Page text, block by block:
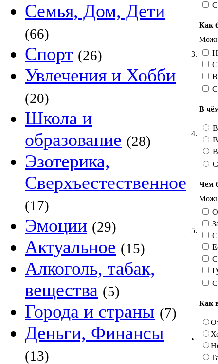
Семья, Дом, Дети
(66)
Спорт (26)
Увлечения и Хобби
(20)
Школа и
образование (28)
Эзотерика,
Сверхъестественное
(17)
Эмоции (29)
Актуальное (15)
Алкоголь, табак,
вещества (5)
Города и страны (7)
Деньги, Финансы
(13)
3.
Как
С
В
4.
В
В
В
5.
Чем
•
Как